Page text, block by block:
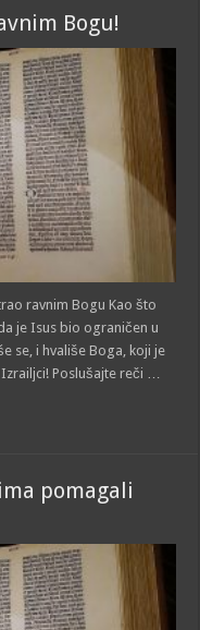
Bogu!
ravnim Bogu Kao što
je Isus bio ograničen u
se, i hvališe Boga, koji je
Izrailјci! Poslušajte reči …
pomagali